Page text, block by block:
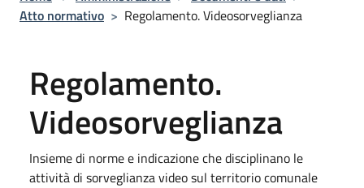
Atto normativo > Regolamento. Videosorveglianza
Regolamento.
Videosorveglianza
Insieme di norme e indicazione che disciplinano le
attività di sorveglianza video sul territorio comunale